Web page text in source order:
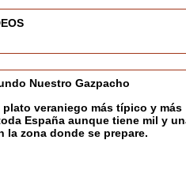
Nuestro Gazpacho
plato veraniego más típico y más
España aunque tiene mil y
la zona donde se prepare.